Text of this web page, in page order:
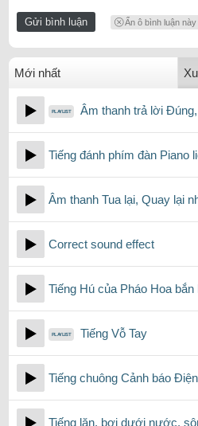
Ẩn ô bình luận này
Mới nhất
Âm thanh trả lời
Tiếng đánh phím đàn Piano
Âm thanh Tua lại, Quay lại
Correct sound effect
Tiếng Hú của Pháo Hoa bắn
Tiếng Vỗ Tay
Tiếng chuông Cảnh báo
Tiếng lặn, bơi dưới nước,